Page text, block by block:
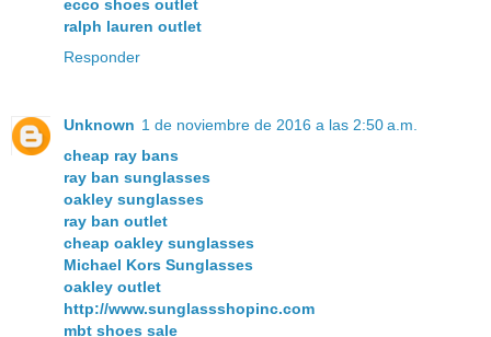
ecco shoes outlet
ralph lauren outlet
Responder
Unknown 1 de noviembre de 2016 a las 2:50 a.m.
cheap ray bans
ray ban sunglasses
oakley sunglasses
ray ban outlet
cheap oakley sunglasses
Michael Kors Sunglasses
oakley outlet
http://www.sunglassshopinc.com
mbt shoes sale